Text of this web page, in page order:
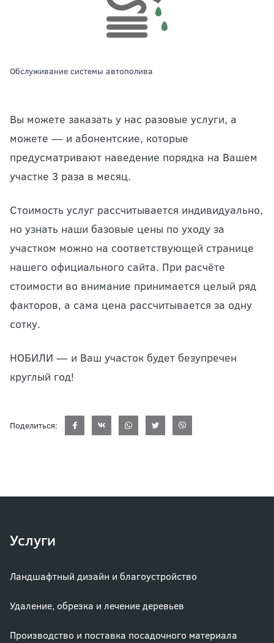
обслуживание системы автополива
Вы можете заказать у нас разовые услуги, а
можете — и абонентские, которые
предусматривают наведение порядка на Вашем
участке 3 раза в месяц.
Стоимость услуг рассчитывается индивидуально,
но узнать наши базовые цены по уходу за
участком можно на соответствующей странице
нашего официального сайта. При расчёте
стоимости во внимание принимается целый ряд
факторов, а сама цена рассчитывается за одну
сотку.
НОБИЛИ — и Ваш участок будет безупречен
круглый год!
Поделиться:
Услуги
Ландшафтный дизайн и благоустройство
Удаление, обрезка и лечение деревьев
Производство и поставка посадочного материала